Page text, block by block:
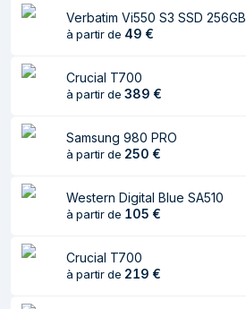
SSD
State Drive (SSD)
NVMe Oui
Le chiffrement
Non
Version NVMe
Verbatim Vi550 S3 SSD 256GB
à partir de 49 €
Crucial T700
à partir de 389 €
Samsung 980 PRO
à partir de 250 €
Western Digital Blue SA510
à partir de 105 €
Crucial T700
à partir de 219 €